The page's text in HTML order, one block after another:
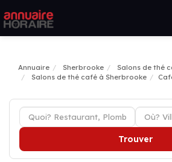
Annuaire Sherbrooke
Salons de thé
Salons de thé café à Sherbrooke
Trouver